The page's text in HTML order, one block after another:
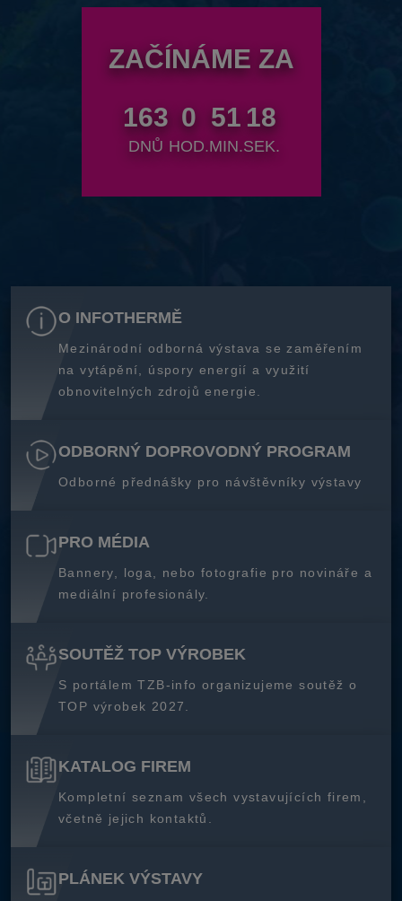
ZAČÍNÁME ZA
163
DNŮ
0
HOD.
51
MIN.
17
SEK.
O INFOTHERMĚ
Mezinárodní odborná výstava se zaměřením
na vytápění, úspory energií a využití
obnovitelných zdrojů energie.
ODBORNÝ DOPROVODNÝ PROGRAM
Odborné přednášky pro návštěvníky výstavy
PRO MÉDIA
Bannery, loga, nebo fotografie pro novináře a
mediální profesionály.
SOUTĚŽ TOP VÝROBEK
S portálem TZB-info organizujeme soutěž o
TOP výrobek 2027.
KATALOG FIREM
Kompletní seznam všech vystavujících firem,
včetně jejich kontaktů.
PLÁNEK VÝSTAVY